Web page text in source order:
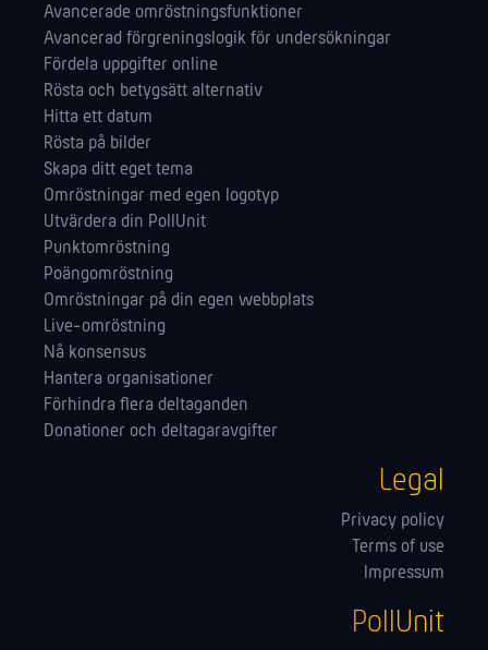
Avancerade omröstningsfunktioner
Avancerad förgreningslogik för undersökningar
Fördela uppgifter online
Rösta och betygsätt alternativ
Hitta ett datum
Rösta på bilder
Skapa ditt eget tema
Omröstningar med egen logotyp
Utvärdera din PollUnit
Punktomröstning
Poängomröstning
Omröstningar på din egen webbplats
Live-omröstning
Nå konsensus
Hantera orga­nisationer
Förhindra flera deltaganden
Donationer och deltagaravgifter
Legal
Privacy policy
Terms of use
Impressum
PollUnit